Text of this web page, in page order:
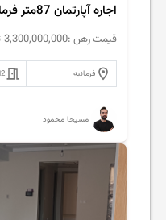
اجاره آپارتمان 87متر فرمانیه نوساز
قیمت رهن :3,300,000,000
فرمانیه 2
مسیحا محمود